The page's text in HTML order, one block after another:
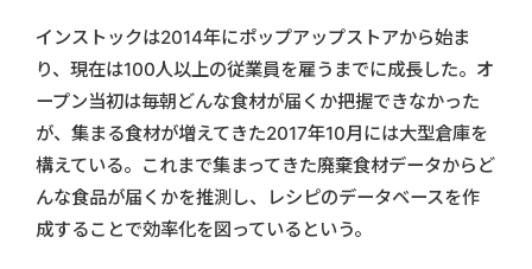
インストックは2014年にポップアップストアから始ま
り、現在は100人以上の従業員を雇うまでに成長した。オ
ープン当初は毎朝どんな食材が届くか把握できなかった
が、集まる食材が増えてきた2017年10月には大型倉庫を
構えている。これまで集まってきた廃棄食材データからど
んな食品が届くかを推測し、レシピのデータベースを作
成することで効率化を図っているという。